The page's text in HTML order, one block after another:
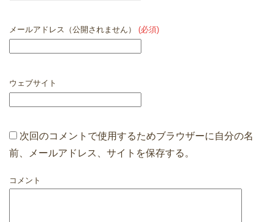
メールアドレス（公開されません） (必須)
ウェブサイト
次回のコメントで使用するためブラウザーに自分の名
前、メールアドレス、サイトを保存する。
コメント